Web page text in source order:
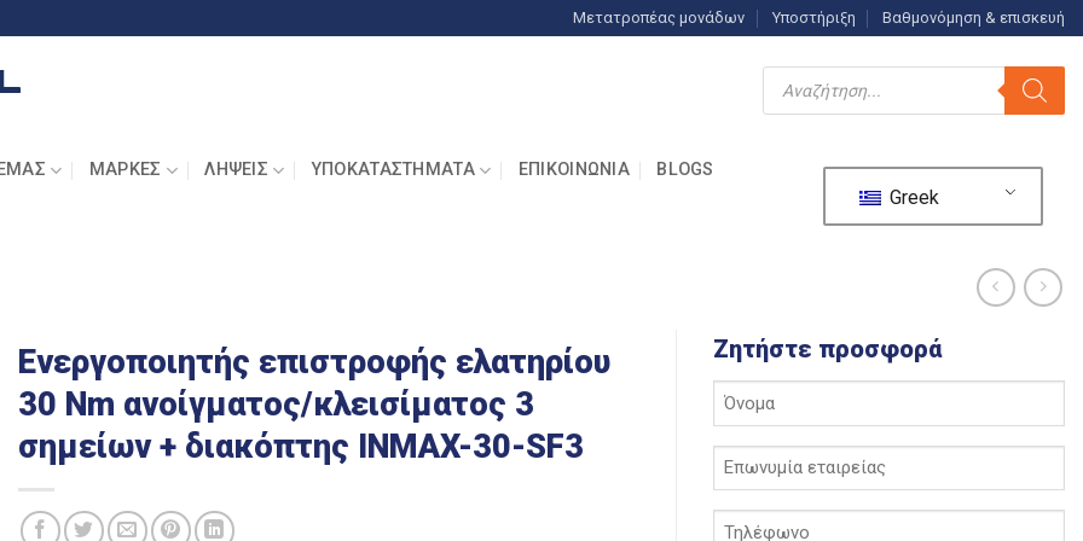
Μετατροπέας μονάδων Υποστήριξη Βαθμονόμηση & επισκευή
Αναζήτηση
προϊόντων
ΜΆΡΚΕΣ ΛΉΨΕΙΣ ΥΠΟΚΑΤΑΣΤΉΜΑΤΑ ΕΠΙΚΟΙΝΩΝΊΑ BLOGS
Greek
Ενεργοποιητής επιστροφής ελατηρίου
30 Nm ανοίγματος/κλεισίματος 3
σημείων + διακόπτης INMAX-30-SF3
Ζητήστε προσφορά
Το
όνομά
σας
*
Επωνυμία
εταιρείας
Τηλέφωνο